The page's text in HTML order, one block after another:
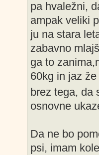
pa hvaležni,
ampak veliki
ju na stara
zabavno
ga to
60kg in jaz
brez tega, da
osnovne
Da ne bo
psi, imam